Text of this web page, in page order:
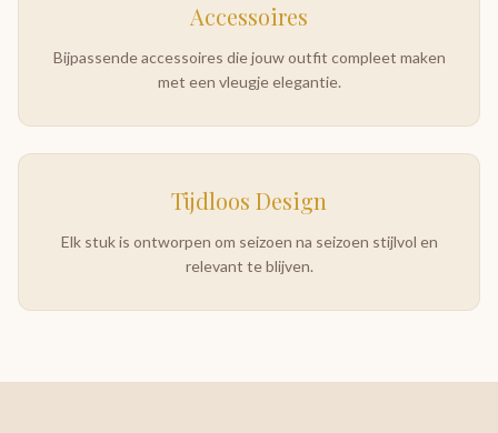
Accessoires
Bijpassende accessoires die jouw outfit compleet maken
met een vleugje elegantie.
Tijdloos Design
Elk stuk is ontworpen om seizoen na seizoen stijlvol en
relevant te blijven.